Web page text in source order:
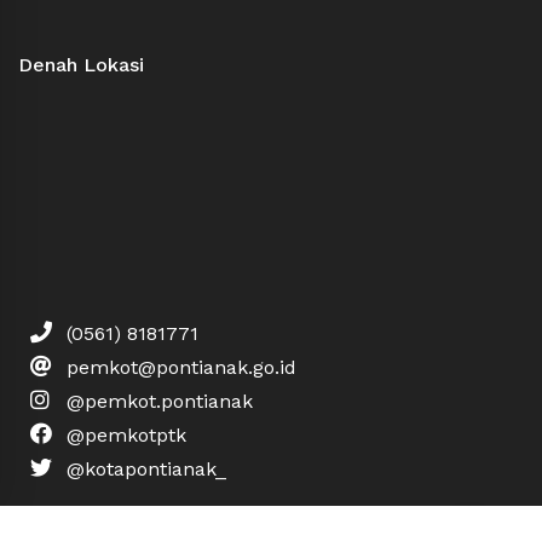
Denah Lokasi
(0561) 8181771
pemkot@pontianak.go.id
@pemkot.pontianak
@pemkotptk
@kotapontianak_